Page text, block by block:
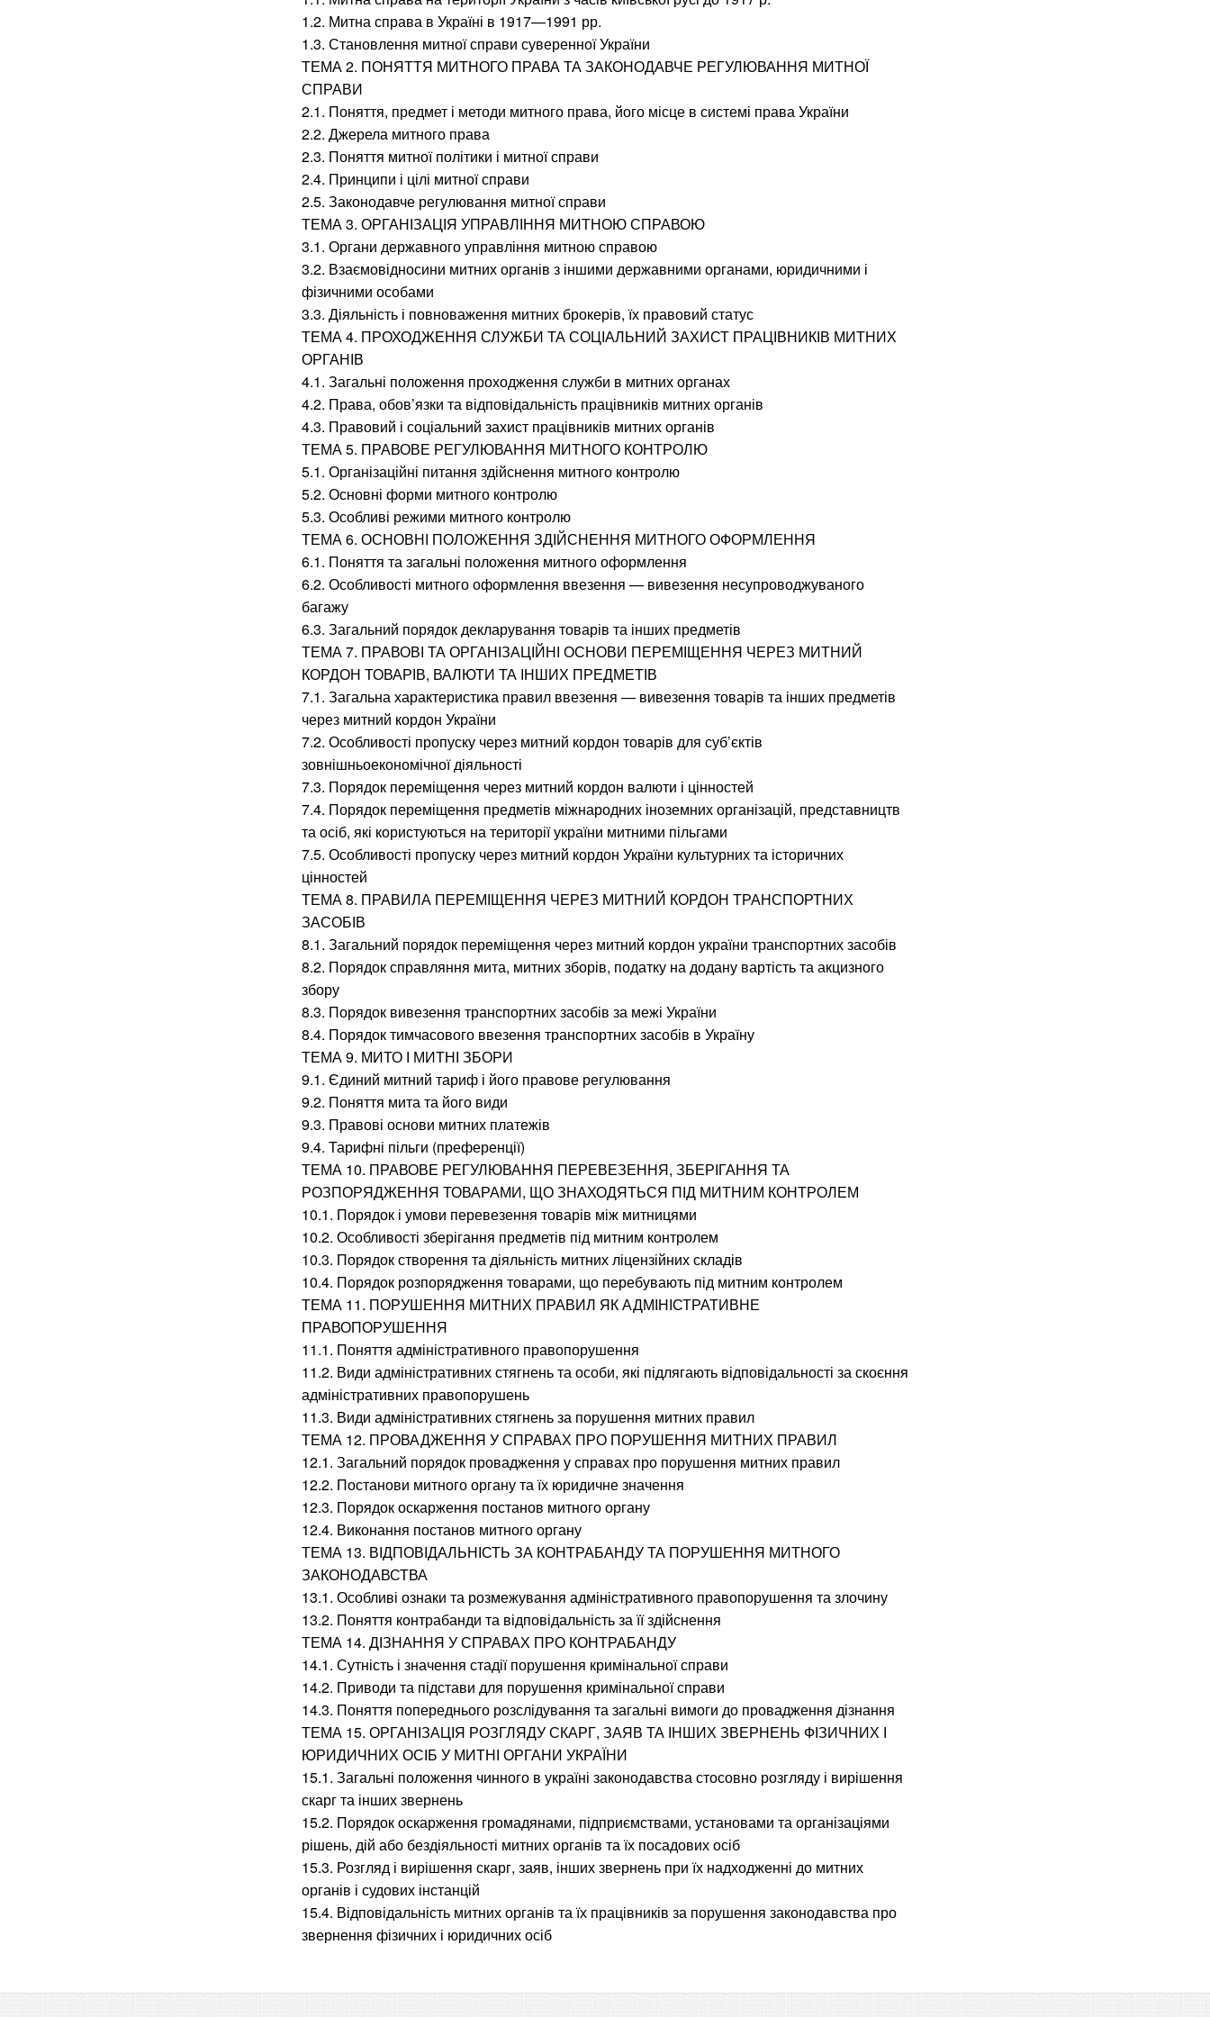
1.2. Митна справа в Україні в 1917—1991 рр.
1.3. Становлення митної справи суверенної України
ТЕМА 2. ПОНЯТТЯ МИТНОГО ПРАВА ТА ЗАКОНОДАВЧЕ РЕГУЛЮВАННЯ МИТНОЇ
СПРАВИ
2.1. Поняття, предмет і методи митного права, його місце в системі права України
2.2. Джерела митного права
2.3. Поняття митної політики і митної справи
2.4. Принципи і цілі митної справи
2.5. Законодавче регулювання митної справи
ТЕМА 3. ОРГАНІЗАЦІЯ УПРАВЛІННЯ МИТНОЮ СПРАВОЮ
3.1. Органи державного управління митною справою
3.2. Взаємовідносини митних органів з іншими державними органами, юридичними і
фізичними особами
3.3. Діяльність і повноваження митних брокерів, їх правовий статус
ТЕМА 4. ПРОХОДЖЕННЯ СЛУЖБИ ТА СОЦІАЛЬНИЙ ЗАХИСТ ПРАЦІВНИКІВ МИТНИХ
ОРГАНІВ
4.1. Загальні положення проходження служби в митних органах
4.2. Права, обов’язки та відповідальність працівників митних органів
4.3. Правовий і соціальний захист працівників митних органів
ТЕМА 5. ПРАВОВЕ РЕГУЛЮВАННЯ МИТНОГО КОНТРОЛЮ
5.1. Організаційні питання здійснення митного контролю
5.2. Основні форми митного контролю
5.3. Особливі режими митного контролю
ТЕМА 6. ОСНОВНІ ПОЛОЖЕННЯ ЗДІЙСНЕННЯ МИТНОГО ОФОРМЛЕННЯ
6.1. Поняття та загальні положення митного оформлення
6.2. Особливості митного оформлення ввезення — вивезення несупроводжуваного
багажу
6.3. Загальний порядок декларування товарів та інших предметів
ТЕМА 7. ПРАВОВІ ТА ОРГАНІЗАЦІЙНІ ОСНОВИ ПЕРЕМІЩЕННЯ ЧЕРЕЗ МИТНИЙ
КОРДОН ТОВАРІВ, ВАЛЮТИ ТА ІНШИХ ПРЕДМЕТІВ
7.1. Загальна характеристика правил ввезення — вивезення товарів та інших предметів
через митний кордон України
7.2. Особливості пропуску через митний кордон товарів для суб’єктів
зовнішньоекономічної діяльності
7.3. Порядок переміщення через митний кордон валюти і цінностей
7.4. Порядок переміщення предметів міжнародних іноземних організацій, представництв
та осіб, які користуються на території україни митними пільгами
7.5. Особливості пропуску через митний кордон України культурних та історичних
цінностей
ТЕМА 8. ПРАВИЛА ПЕРЕМІЩЕННЯ ЧЕРЕЗ МИТНИЙ КОРДОН ТРАНСПОРТНИХ
ЗАСОБІВ
8.1. Загальний порядок переміщення через митний кордон україни транспортних засобів
8.2. Порядок справляння мита, митних зборів, податку на додану вартість та акцизного
збору
8.3. Порядок вивезення транспортних засобів за межі України
8.4. Порядок тимчасового ввезення транспортних засобів в Україну
ТЕМА 9. МИТО І МИТНІ ЗБОРИ
9.1. Єдиний митний тариф і його правове регулювання
9.2. Поняття мита та його види
9.3. Правові основи митних платежів
9.4. Тарифні пільги (преференції)
ТЕМА 10. ПРАВОВЕ РЕГУЛЮВАННЯ ПЕРЕВЕЗЕННЯ, ЗБЕРІГАННЯ ТА
РОЗПОРЯДЖЕННЯ ТОВАРАМИ, ЩО ЗНАХОДЯТЬСЯ ПІД МИТНИМ КОНТРОЛЕМ
10.1. Порядок і умови перевезення товарів між митницями
10.2. Особливості зберігання предметів під митним контролем
10.3. Порядок створення та діяльність митних ліцензійних складів
10.4. Порядок розпорядження товарами, що перебувають під митним контролем
ТЕМА 11. ПОРУШЕННЯ МИТНИХ ПРАВИЛ ЯК АДМІНІСТРАТИВНЕ
ПРАВОПОРУШЕННЯ
11.1. Поняття адміністративного правопорушення
11.2. Види адміністративних стягнень та особи, які підлягають відповідальності за скоєння
адміністративних правопорушень
11.3. Види адміністративних стягнень за порушення митних правил
ТЕМА 12. ПРОВАДЖЕННЯ У СПРАВАХ ПРО ПОРУШЕННЯ МИТНИХ ПРАВИЛ
12.1. Загальний порядок провадження у справах про порушення митних правил
12.2. Постанови митного органу та їх юридичне значення
12.3. Порядок оскарження постанов митного органу
12.4. Виконання постанов митного органу
ТЕМА 13. ВІДПОВІДАЛЬНІСТЬ ЗА КОНТРАБАНДУ ТА ПОРУШЕННЯ МИТНОГО
ЗАКОНОДАВСТВА
13.1. Особливі ознаки та розмежування адміністративного правопорушення та злочину
13.2. Поняття контрабанди та відповідальність за її здійснення
ТЕМА 14. ДІЗНАННЯ У СПРАВАХ ПРО КОНТРАБАНДУ
14.1. Сутність і значення стадії порушення кримінальної справи
14.2. Приводи та підстави для порушення кримінальної справи
14.3. Поняття попереднього розслідування та загальні вимоги до провадження дізнання
ТЕМА 15. ОРГАНІЗАЦІЯ РОЗГЛЯДУ СКАРГ, ЗАЯВ ТА ІНШИХ ЗВЕРНЕНЬ ФІЗИЧНИХ І
ЮРИДИЧНИХ ОСІБ У МИТНІ ОРГАНИ УКРАЇНИ
15.1. Загальні положення чинного в україні законодавства стосовно розгляду і вирішення
скарг та інших звернень
15.2. Порядок оскарження громадянами, підприємствами, установами та організаціями
рішень, дій або бездіяльності митних органів та їх посадових осіб
15.3. Розгляд і вирішення скарг, заяв, інших звернень при їх надходженні до митних
органів і судових інстанцій
15.4. Відповідальність митних органів та їх працівників за порушення законодавства про
звернення фізичних і юридичних осіб